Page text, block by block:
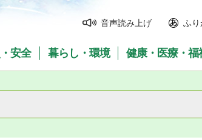
音声読み上げ ふり
安全 暮らし・環境 健康・医療・福